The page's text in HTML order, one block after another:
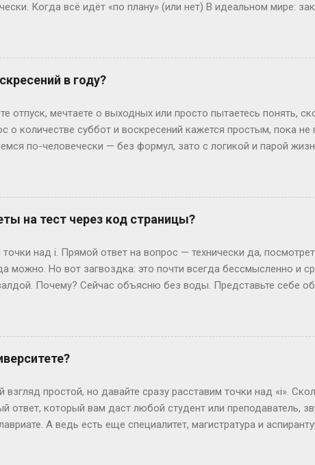
Когда всё идёт «по плану» (или нет) В идеальном мире:
отучился год, ушёл в армию, вернулся — и теперь он
Или Мария из Испании: взяла gap year, работала в хостеле
пока её ровесники пишут курсовые. Кстати, в Германии
обидно: тебе 19, а ты только получил школьный аттестат. Зато
Иван с первого к...
в году?
отпуск, мечтаете о выходных или просто пытаетесь понять,
о количестве суббот и воскресений кажется простым, пока не
по-человечески — без формул, зато с логикой и парой
воскресений выходит по 52 штуки. Но тут же мозг вопрошает:
он прицепляется к следующему году, сдвигая старт. Например,
год начнется со вторника. Вот и вся магия. А если год
52 недели и 2 дня «сверху». Теперь вопрос: могут ли эти
везёт нечасто...
на тест через код страницы?
над i. Прямой ответ на вопрос — технически да,
можно. Но вот загвоздка: это почти всегда бессмысленно и
Почему? Сейчас объясню без воды. Представьте себе
данные — ваши ответы и, гипотетически, правильные
сайты редко хранят что-то ценное прямо в HTML,
ответы? Вот и нет их там! Во всяком случае, в том виде,
сайтов, ответы можно было случайно напасть в HTML-коде.
(ваши вопросы и ...
простой, но давайте сразу расставим точки над «i».
ответ, который вам даст любой студент или преподаватель,
А ведь есть еще специалитет, магистратура и
бакалавриат Представьте себе обычного парня, который